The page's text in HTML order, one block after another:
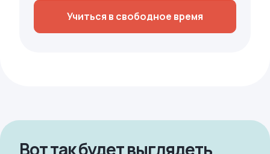
Учиться в свободное время
Вот так будет выглядеть